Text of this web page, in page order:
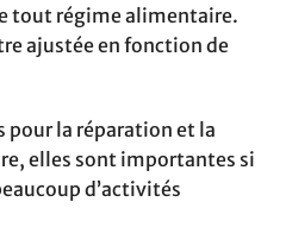
tout régime alimentaire.
ajustée en fonction de
pour la réparation et la
elles sont importantes si
d’activités